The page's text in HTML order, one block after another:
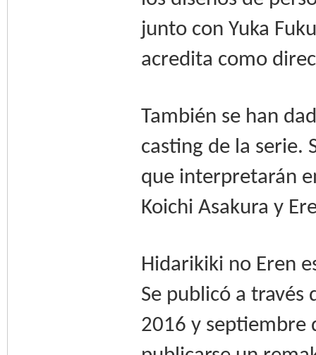
junto con Yuka
acredita como
También se han
casting de la serie.
que interpretarán
Koichi Asakura y
Hidarikiki no Eren
Se publicó a través
2016 y septiembre